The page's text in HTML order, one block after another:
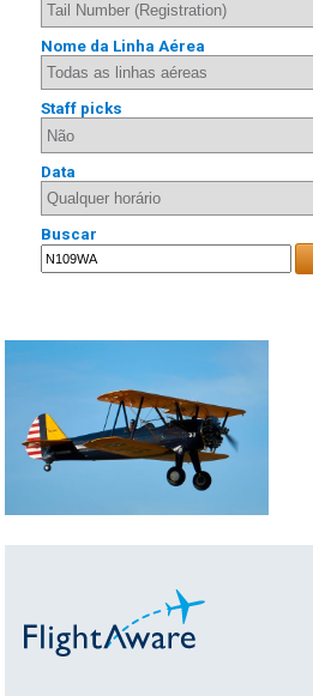
Nome da Linha Aérea
Staff picks
Data
Buscar